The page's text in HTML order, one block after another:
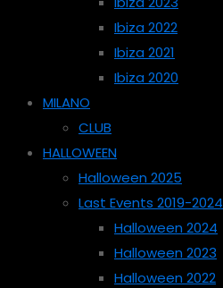
Ibiza 2022
Ibiza 2021
Ibiza 2020
MILANO
CLUB
HALLOWEEN
Halloween 2025
Last Events 2019-2024
Halloween 2024
Halloween 2023
Halloween 2022